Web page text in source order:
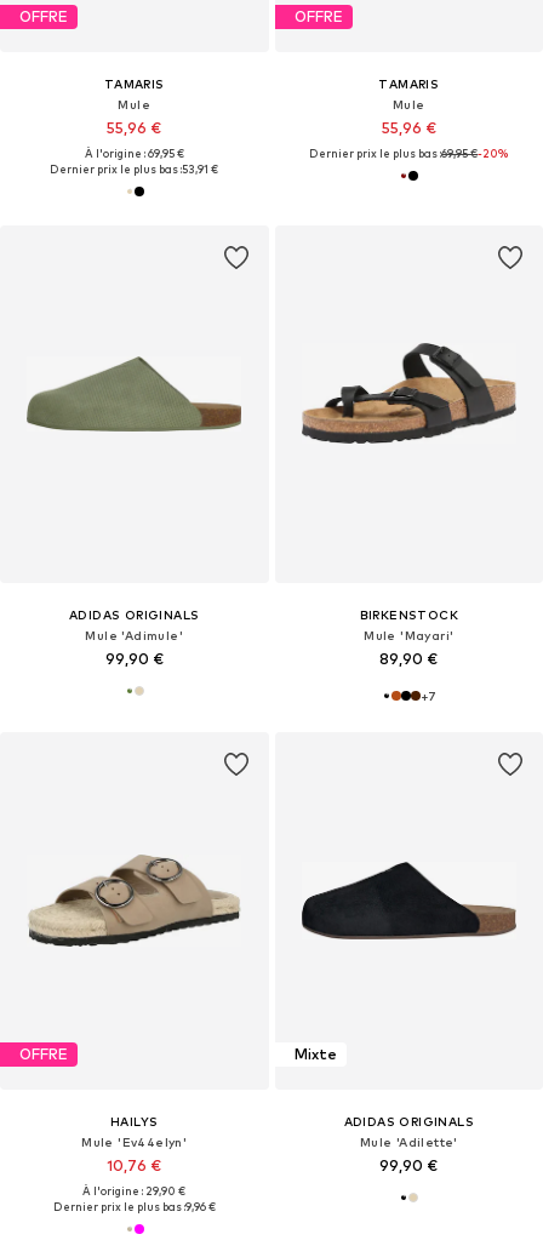
OFFRE
TAMARIS
Mule
55,96 €
À l'origine : 69,95 €
Dernier prix le plus bas :53,91 €
OFFRE
TAMARIS
Mule
55,96 €
Dernier prix le plus bas :69,95 €-20%
ADIDAS ORIGINALS
Mule 'Adimule'
99,90 €
BIRKENSTOCK
Mule 'Mayari'
89,90 €
+7
OFFRE
HAILYS
Mule 'Ev44elyn'
10,76 €
À l'origine : 29,90 €
Dernier prix le plus bas :9,96 €
Mixte
ADIDAS ORIGINALS
Mule 'Adilette'
99,90 €